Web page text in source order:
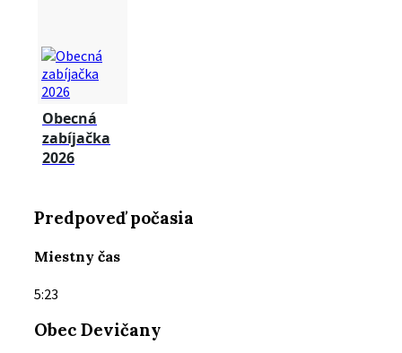
Obecná
zabíjačka
2026
Predpoveď počasia
Miestny čas
5:23
Obec Devičany